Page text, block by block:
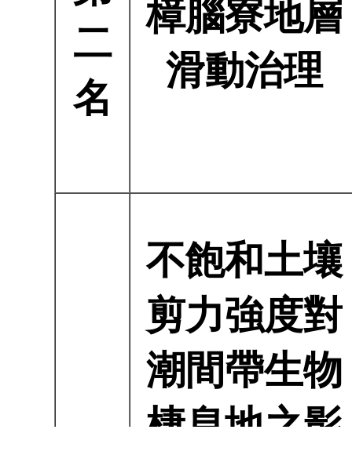
紹
師
表
二
名
樟腦寮地層
滑動治理
不飽和土壤
剪力強度對
潮間帶生物
棲息地之影